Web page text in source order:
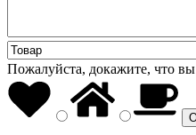
Пожалуйста, докажите, что